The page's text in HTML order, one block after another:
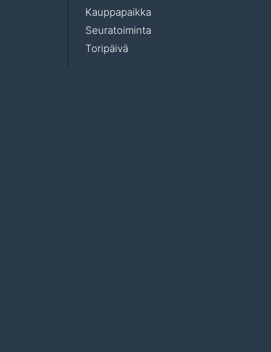
Kauppapaikka
Seuratoiminta
Toripäivä